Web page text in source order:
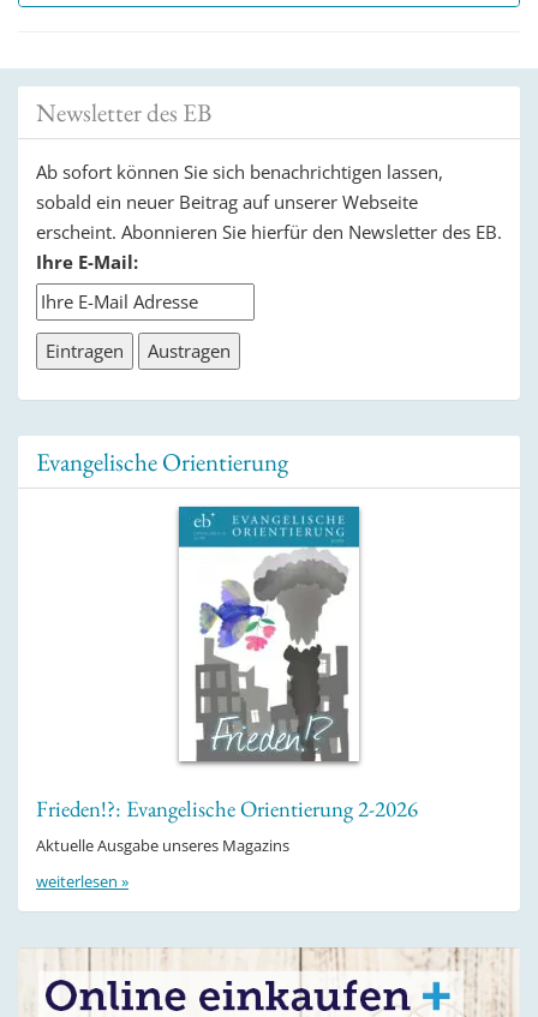
Newsletter des EB
Ab sofort können Sie sich benachrichtigen lassen,
sobald ein neuer Beitrag auf unserer Webseite
erscheint. Abonnieren Sie hierfür den Newsletter des EB.
Ihre E-Mail:
Evangelische Orientierung
Frieden!?: Evangelische Orientierung 2-2026
Aktuelle Ausgabe unseres Magazins
weiterlesen »